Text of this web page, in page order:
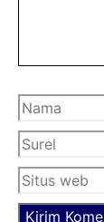
Nama